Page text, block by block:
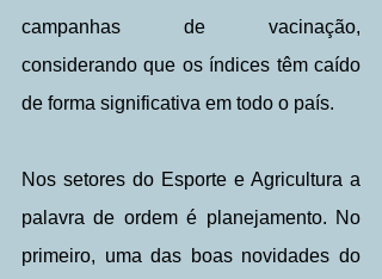
campanhas de vacinação,
considerando que os índices têm caído
de forma significativa em todo o país.
Nos setores do Esporte e Agricultura a
palavra de ordem é planejamento. No
primeiro, uma das boas novidades do